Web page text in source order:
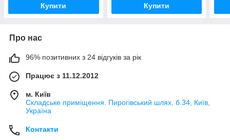
Купити Купити
Про нас
96% позитивних з 24 відгуків за рік
Працює з 11.12.2012
м. Київ
Складське приміщення. Пирогівський шлях, б.34, Київ,
Україна
Контакти